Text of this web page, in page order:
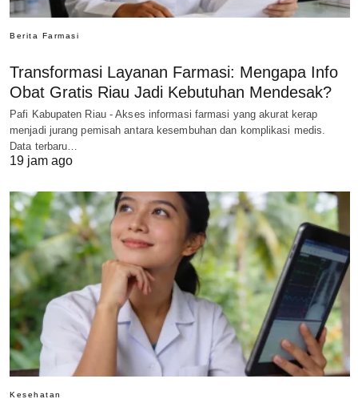
Berita Farmasi
Transformasi Layanan Farmasi: Mengapa Info
Obat Gratis Riau Jadi Kebutuhan Mendesak?
Pafi Kabupaten Riau - Akses informasi farmasi yang akurat kerap
menjadi jurang pemisah antara kesembuhan dan komplikasi medis.
Data terbaru…
19 jam ago
Kesehatan